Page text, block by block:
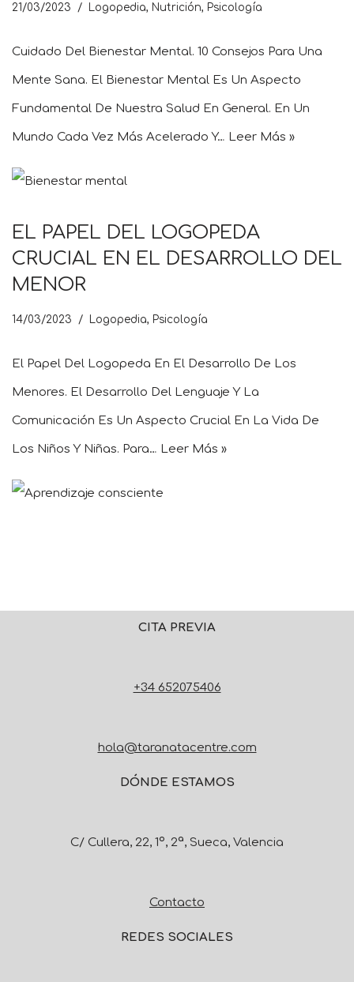
21/03/2023 Logopedia, Nutrición, Psicología
Cuidado Del Bienestar Mental. 10 Consejos Para Una
Mente Sana. El Bienestar Mental Es Un Aspecto
Fundamental De Nuestra Salud En General. En Un
Mundo Cada Vez Más Acelerado Y… Leer Más »
EL PAPEL DEL LOGOPEDA
CRUCIAL EN EL DESARROLLO DEL
MENOR
14/03/2023 Logopedia, Psicología
El Papel Del Logopeda En El Desarrollo De Los
Menores. El Desarrollo Del Lenguaje Y La
Comunicación Es Un Aspecto Crucial En La Vida De
Los Niños Y Niñas. Para… Leer Más »
CITA PREVIA
+34 652075406
hola@taranatacentre.com
DÓNDE ESTAMOS
C/ Cullera, 22, 1º, 2ª, Sueca, Valencia
Contacto
REDES SOCIALES